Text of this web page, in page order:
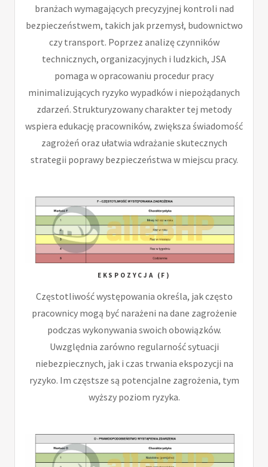
branżach wymagających precyzyjnej kontroli nad
bezpieczeństwem, takich jak przemysł, budownictwo
czy transport. Poprzez analizę czynników
technicznych, organizacyjnych i ludzkich, JSA
pomaga w opracowaniu procedur pracy
minimalizujących ryzyko wypadków i niepożądanych
zdarzeń. Strukturyzowany charakter tej metody
wspiera edukację pracowników, zwiększa świadomość
zagrożeń oraz ułatwia wdrażanie skutecznych
strategii poprawy bezpieczeństwa w miejscu pracy.
EKSPOZYCJA (F)
Częstotliwość występowania określa, jak często
pracownicy mogą być narażeni na dane zagrożenie
podczas wykonywania swoich obowiązków.
Uwzględnia zarówno regularność sytuacji
niebezpiecznych, jak i czas trwania ekspozycji na
ryzyko. Im częstsze są potencjalne zagrożenia, tym
wyższy poziom ryzyka.